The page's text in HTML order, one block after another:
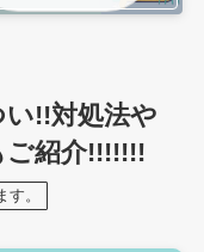
!!対処法や
ご紹介!!!!!!!
。